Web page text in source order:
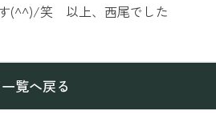
(^^)/笑 以上、西尾でした
一覧へ戻る